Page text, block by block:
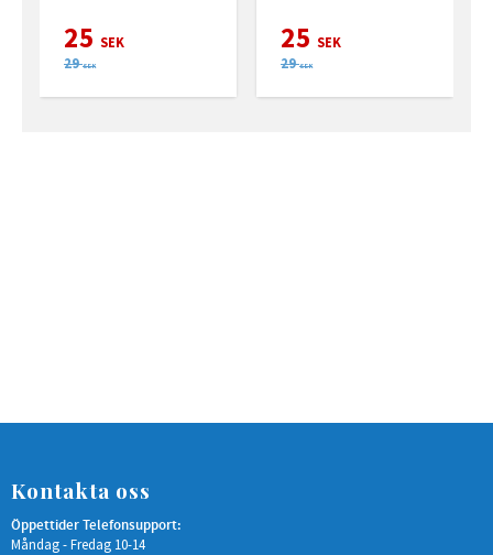
25 SEK
29 SEK
25 SEK
29 SEK
Kontakta oss
Öppettider Telefonsupport:
Måndag - Fredag 10-14